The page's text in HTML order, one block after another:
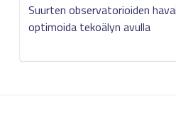
Suurten observatorioiden
optimoida tekoälyn avulla